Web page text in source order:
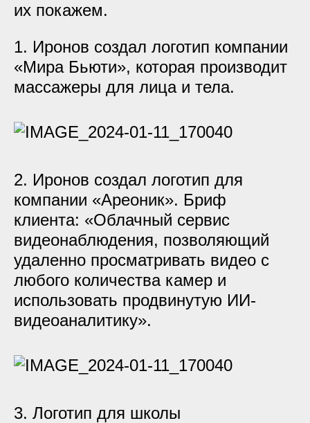
их покажем.
1. Иронов создал логотип компании
«Мира Бьюти», которая производит
массажеры для лица и тела.
2. Иронов создал логотип для
компании «Ареоник». Бриф
клиента: «Облачный сервис
видеонаблюдения, позволяющий
удаленно просматривать видео с
любого количества камер и
использовать продвинутую ИИ-
видеоаналитику».
3. Логотип для школы